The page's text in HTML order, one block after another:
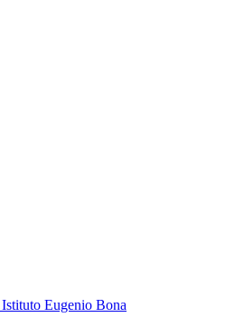
Eugenio Bona